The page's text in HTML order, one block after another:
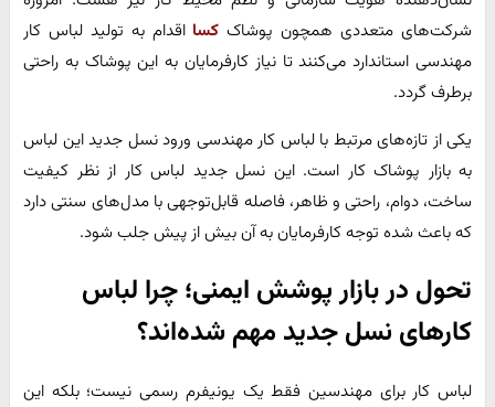
شرکت‌های متعددی همچون پوشاک کسا اقدام به تولید لباس کار
مهندسی استاندارد می‌کنند تا نیاز کارفرمایان به این پوشاک به راحتی
برطرف گردد.
یکی از تازه‌های مرتبط با لباس کار مهندسی ورود نسل جدید این لباس
به بازار پوشاک کار است. این نسل جدید لباس کار از نظر کیفیت
ساخت، دوام، راحتی و ظاهر، فاصله قابل‌توجهی با مدل‌های سنتی دارد
که باعث شده توجه کارفرمایان به آن بیش از پیش جلب شود.
تحول در بازار پوشش ایمنی؛ چرا لباس
کارهای نسل جدید مهم شده‌اند؟
لباس کار برای مهندسین فقط یک یونیفرم رسمی نیست؛ بلکه این